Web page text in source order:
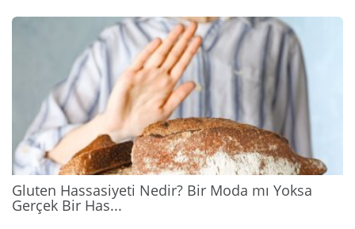
Gluten Hassasiyeti Nedir? Bir Moda mı Yoksa
Gerçek Bir Has...